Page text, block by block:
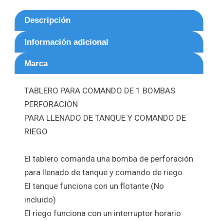
Descripción
Información adicional
Marca
TABLERO PARA COMANDO DE 1 BOMBAS
PERFORACION
PARA LLENADO DE TANQUE Y COMANDO DE
RIEGO
El tablero comanda una bomba de perforación
para llenado de tanque y comando de riego.
El tanque funciona con un flotante (No
incluido)
El riego funciona con un interruptor horario